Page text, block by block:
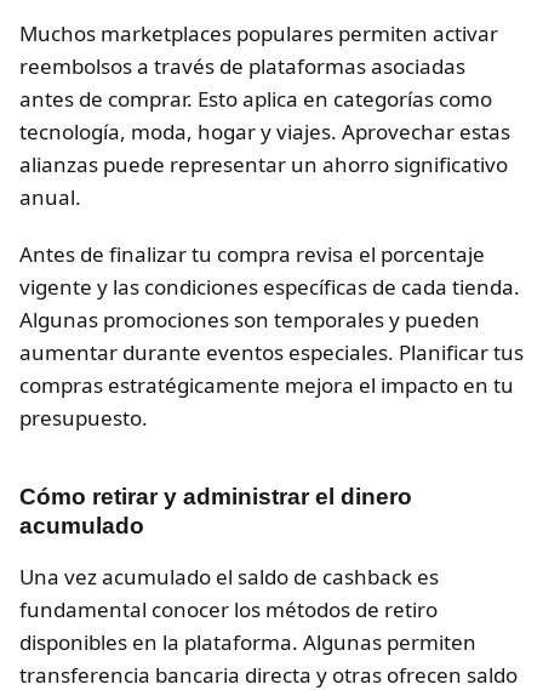
Muchos marketplaces populares permiten activar
reembolsos a través de plataformas asociadas
antes de comprar. Esto aplica en categorías como
tecnología, moda, hogar y viajes. Aprovechar estas
alianzas puede representar un ahorro significativo
anual.
Antes de finalizar tu compra revisa el porcentaje
vigente y las condiciones específicas de cada tienda.
Algunas promociones son temporales y pueden
aumentar durante eventos especiales. Planificar tus
compras estratégicamente mejora el impacto en tu
presupuesto.
Cómo retirar y administrar el dinero
acumulado
Una vez acumulado el saldo de cashback es
fundamental conocer los métodos de retiro
disponibles en la plataforma. Algunas permiten
transferencia bancaria directa y otras ofrecen saldo